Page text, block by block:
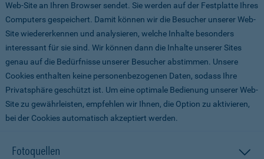
Web-Site an Ihren Browser sendet. Sie werden auf der Festplatte Ihres
Computers gespeichert. Damit können wir die Besucher unserer Web-
Site wiedererkennen und analysieren, welche Inhalte besonders
interessant für sie sind. Wir können dann die Inhalte unserer Sites
genau auf die Bedürfnisse unserer Besucher abstimmen. Unsere
Cookies enthalten keine personenbezogenen Daten, sodass Ihre
Privatsphäre geschützt ist. Um eine optimale Bedienung unserer Web-
Site zu gewährleisten, empfehlen wir Ihnen, die Option zu aktivieren,
bei der Cookies automatisch akzeptiert werden.
Fotoquellen